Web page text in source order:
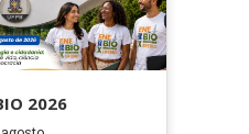
2026